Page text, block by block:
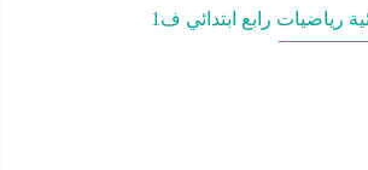
رياضيات رابع ابتدائي ف1